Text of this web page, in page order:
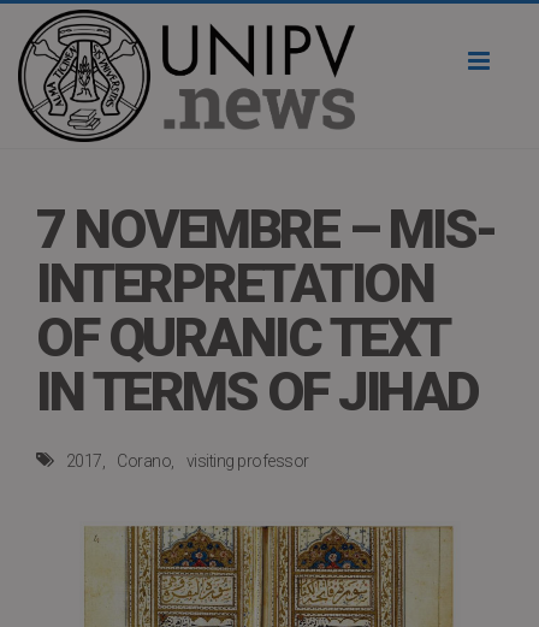
7 NOVEMBRE – MIS-
INTERPRETATION
OF QURANIC TEXT
IN TERMS OF JIHAD
2017 Corano visiting professor